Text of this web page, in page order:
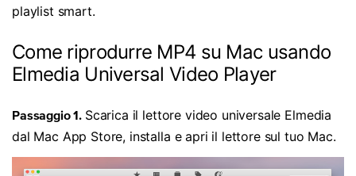
playlist smart.
Come riprodurre MP4 su Mac usando
Elmedia Universal Video Player
Passaggio 1. Scarica il lettore video universale Elmedia
dal Mac App Store, installa e apri il lettore sul tuo Mac.